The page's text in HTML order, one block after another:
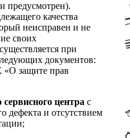
предусмотрен).
качества
неисправен и не
своих
при
документов:
«О защите прав
центра с
дефекта и отсутствием